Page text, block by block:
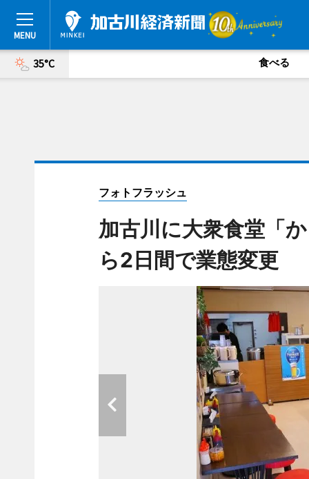
35°C 食べる
フォトフラッシュ
加古川に大衆食堂「
ら2日間で業態変更